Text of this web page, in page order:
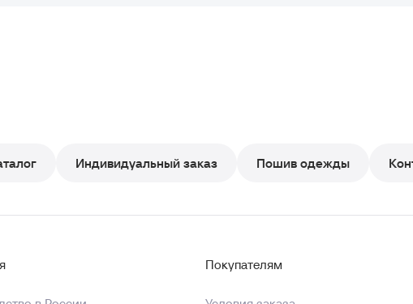
Индивидуальный заказ Пошив одежды
Покупателям